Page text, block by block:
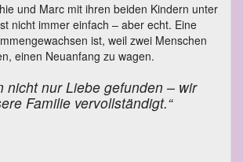
und Marc mit ihren beiden Kindern unter
nicht immer einfach – aber echt. Eine
ist, weil zwei Menschen
einen Neuanfang zu wagen.
nicht nur Liebe gefunden – wir
Familie vervollständigt.“